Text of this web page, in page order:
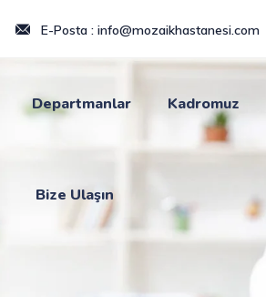
E-Posta : info@mozaikhastanesi.com
Departmanlar Kadromuz
Bize Ulaşın